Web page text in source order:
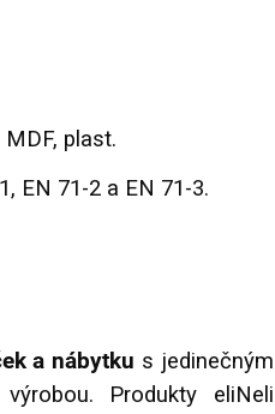
plast.
EN 71-2 a EN 71-3.
a nábytku s jedinečným
Produkty eliNeli